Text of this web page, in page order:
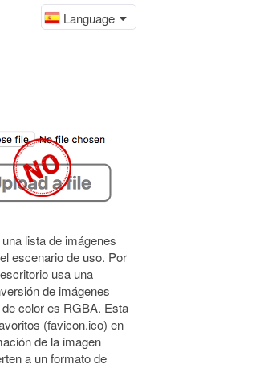
Language
lista de imágenes
escenario de uso. Por
usa una
de imágenes
color es RGBA. Esta
(favicon.ico) en
de la imagen
a un formato de